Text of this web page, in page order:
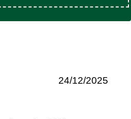
24/12/2025